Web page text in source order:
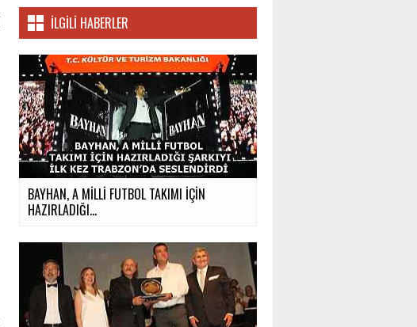
İLGILI HABERLER
BAYHAN, A MİLLİ FUTBOL TAKIMI İÇİN
HAZIRLADIĞI...